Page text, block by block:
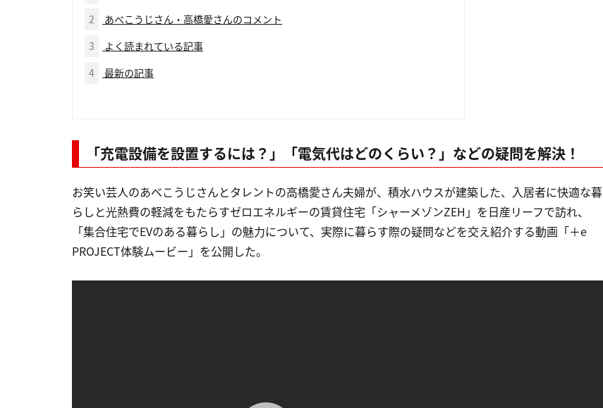
2
あべこうじさん・高橋愛さんのコメント
3
よく読まれている記事
4
最新の記事
「充電設備を設置するには？」「電気代はどのくらい？」などの疑問を解決！
お笑い芸人のあべこうじさんとタレントの高橋愛さん夫婦が、積水ハウスが建築した、入居者に快適な暮
らしと光熱費の軽減をもたらすゼロエネルギーの賃貸住宅「シャーメゾンZEH」を日産リーフで訪れ、
「集合住宅でEVのある暮らし」の魅力について、実際に暮らす際の疑問などを交え紹介する動画「＋e
PROJECT体験ムービー」を公開した。